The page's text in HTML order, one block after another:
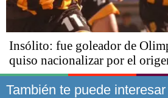
Insólito: fue goleador de
quiso nacionalizar por el
También te puede interesar